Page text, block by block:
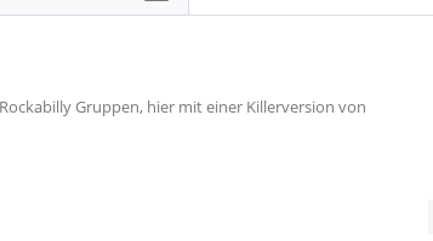
Gruppen, hier mit einer Killerversion von